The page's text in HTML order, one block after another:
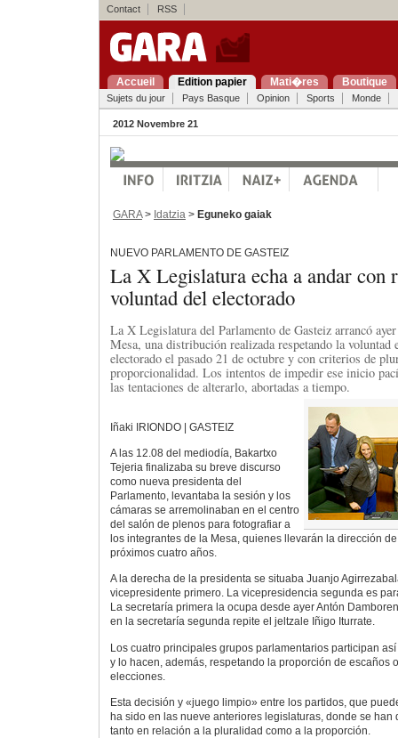
Contact RSS
Accueil Edition papier Mati�res Boutique
Sujets du jour Pays Basque Opinion Sports Monde
2012 Novembre 21
GARA> Idatzia > Eguneko gaiak
NUEVO PARLAMENTO DE GASTEIZ
La X Legislatura echa a andar con
voluntad del electorado
La X Legislatura del Parlamento de Gasteiz arrancó
Mesa, una distribución realizada respetando la voluntad
electorado el pasado 21 de octubre y con criterios de
proporcionalidad. Los intentos de impedir ese inicio
las tentaciones de alterarlo, abortadas a tiempo.
Iñaki IRIONDO | GASTEIZ
A las 12.08 del mediodía, Bakartxo
Tejeria finalizaba su breve discurso
como nueva presidenta del
Parlamento, levantaba la sesión y los
cámaras se arremolinaban en el centro
del salón de plenos para fotografiar a
los integrantes de la Mesa, quienes llevarán la dirección
próximos cuatro años.
A la derecha de la presidenta se situaba Juanjo
vicepresidente primero. La vicepresidencia segunda es
La secretaría primera la ocupa desde ayer Antón
en la secretaría segunda repite el jeltzale Iñigo Iturrate.
Los cuatro principales grupos parlamentarios participan
y lo hacen, además, respetando la proporción de escaños
elecciones.
Esta decisión y «juego limpio» entre los partidos, que
ha sido en las nueve anteriores legislaturas, donde se han
tanto en relación a la pluralidad como a la proporción.